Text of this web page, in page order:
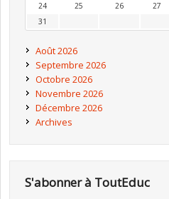
24
25 26 27
31
Août 2026
Septembre 2026
Octobre 2026
Novembre 2026
Décembre 2026
Archives
S'abonner à ToutEduc